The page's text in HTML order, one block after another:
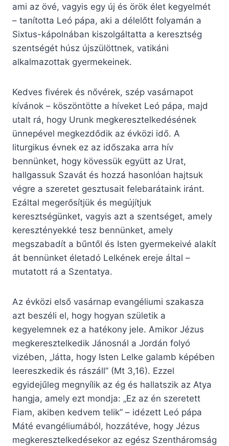
ami az övé, vagyis egy új és örök élet kegyelmét
– tanította Leó pápa, aki a délelőtt folyamán a
Sixtus-kápolnában kiszolgáltatta a keresztség
szentségét húsz újszülöttnek, vatikáni
alkalmazottak gyermekeinek.
Kedves fivérek és nővérek, szép vasárnapot
kívánok – köszöntötte a híveket Leó pápa, majd
utalt rá, hogy Urunk megkeresztelkedésének
ünnepével megkezdődik az évközi idő. A
liturgikus évnek ez az időszaka arra hív
bennünket, hogy kövessük együtt az Urat,
hallgassuk Szavát és hozzá hasonlóan hajtsuk
végre a szeretet gesztusait felebarátaink iránt.
Ezáltal megerősítjük és megújítjuk
keresztségünket, vagyis azt a szentséget, amely
keresztényekké tesz bennünket, amely
megszabadít a bűntől és Isten gyermekeivé alakít
át bennünket életadó Lelkének ereje által –
mutatott rá a Szentatya.
Az évközi első vasárnap evangéliumi szakasza
azt beszéli el, hogy hogyan születik a
kegyelemnek ez a hatékony jele. Amikor Jézus
megkeresztelkedik Jánosnál a Jordán folyó
vizében, „látta, hogy Isten Lelke galamb képében
leereszkedik és rászáll” (Mt 3,16). Ezzel
egyidejűleg megnyílik az ég és hallatszik az Atya
hangja, amely ezt mondja: „Ez az én szeretett
Fiam, akiben kedvem telik” – idézett Leó pápa
Máté evangéliumából, hozzátéve, hogy Jézus
megkeresztelkedésekor az egész Szentháromság